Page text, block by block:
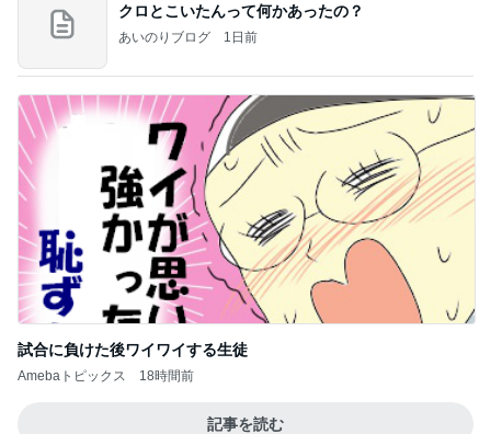
クロとこいたんって何かあったの？
あいのりブログ 1日前
試合に負けた後ワイワイする生徒
Amebaトピックス 18時間前
記事を読む